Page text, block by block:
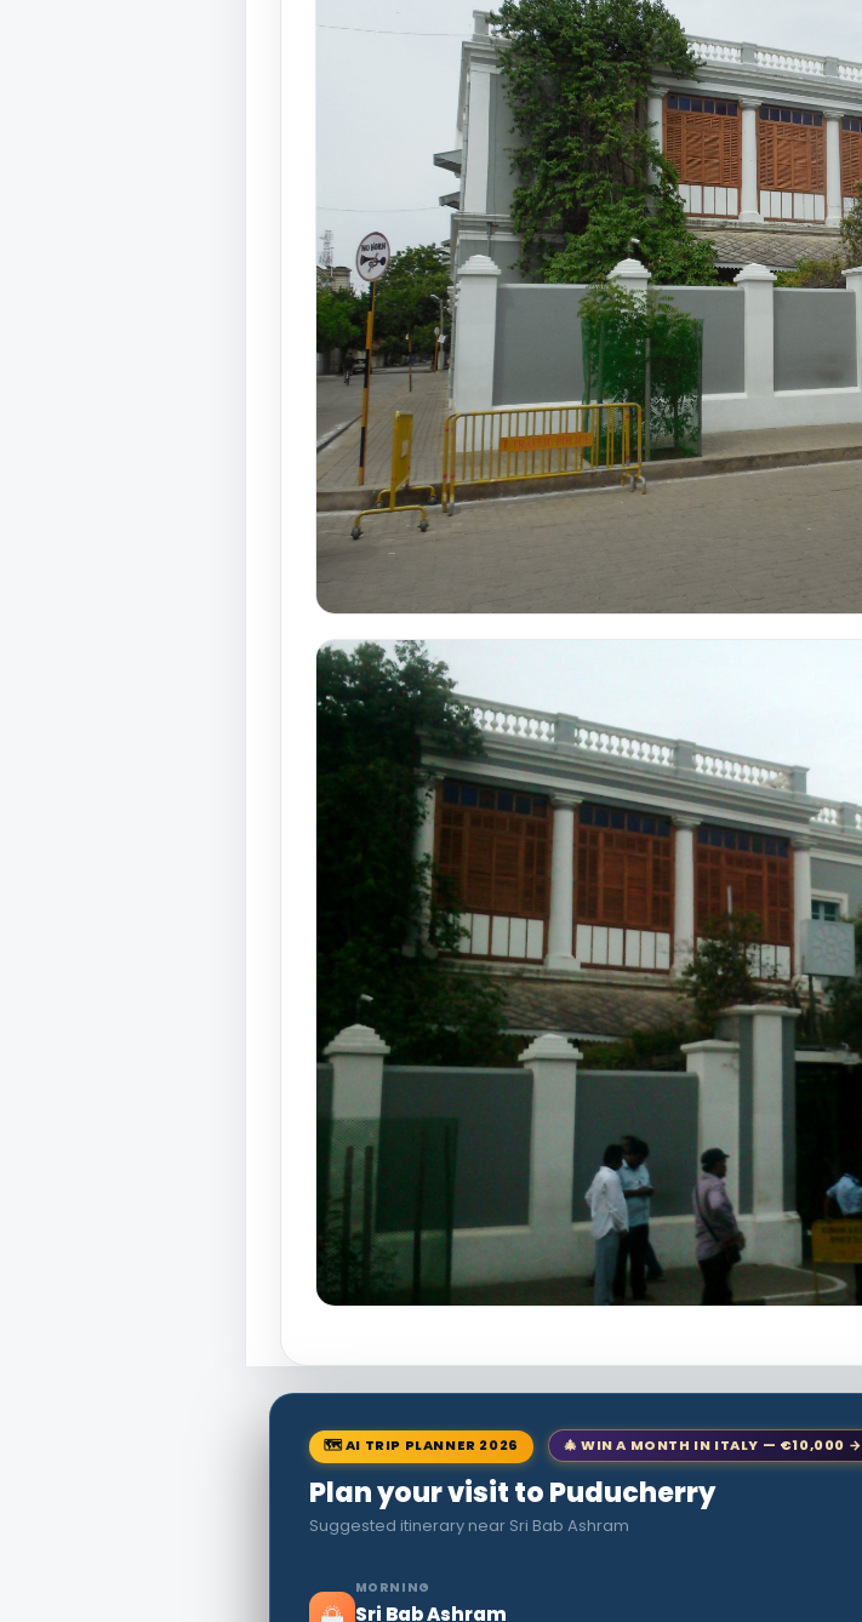
🗺 AI TRIP PLANNER 2026 🎄 WIN A MONTH IN ITALY — €10,000 →
Plan your visit to Puducherry
Suggested itinerary near Sri Bab Ashram
🌅
MORNING
Sri Bab Ashram